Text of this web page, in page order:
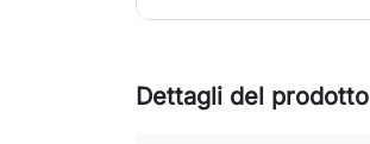
Dettagli del prodotto